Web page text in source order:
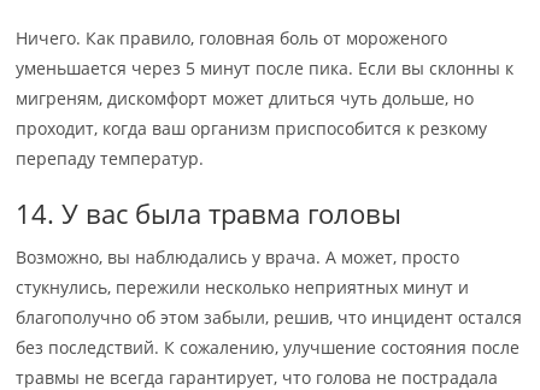
Ничего. Как правило, головная боль от мороженого
уменьшается через 5 минут после пика. Если вы склонны к
мигреням, дискомфорт может длиться чуть дольше, но
проходит, когда ваш организм приспособится к резкому
перепаду температур.
14. У вас была травма головы
Возможно, вы наблюдались у врача. А может, просто
стукнулись, пережили несколько неприятных минут и
благополучно об этом забыли, решив, что инцидент остался
без последствий. К сожалению, улучшение состояния после
травмы не всегда гарантирует, что голова не пострадала